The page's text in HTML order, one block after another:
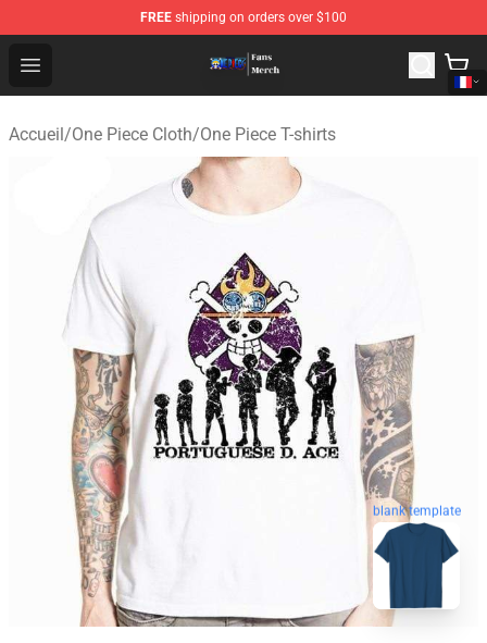
FREE shipping on orders over $100
Open menu
One Piece Store - Official One Piece Merchandise Shop
Accueil/One Piece Cloth/One Piece T-shirts
blank template